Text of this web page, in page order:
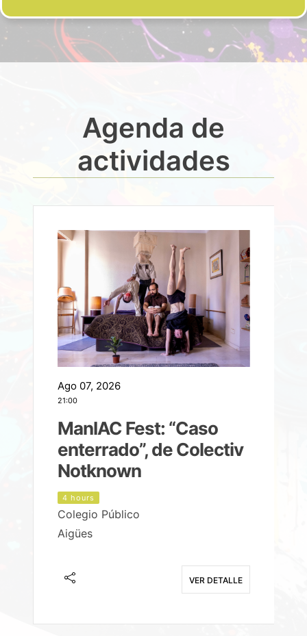
Agenda de
actividades
Ago 07, 2026
21:00
ManIAC Fest: “Caso
enterrado”, de Colectiv
Notknown
4 hours
Colegio Público
Aigües
VER DETALLE